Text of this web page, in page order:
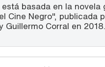
basada en la novela
Cine Negro", publicada
Guillermo Corral en 2018.